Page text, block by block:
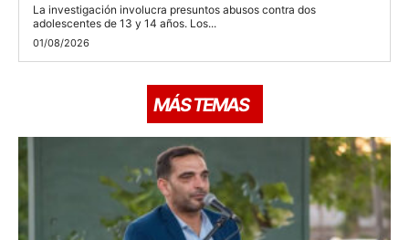
La investigación involucra presuntos abusos contra dos
adolescentes de 13 y 14 años. Los...
01/08/2026
MÁS TEMAS